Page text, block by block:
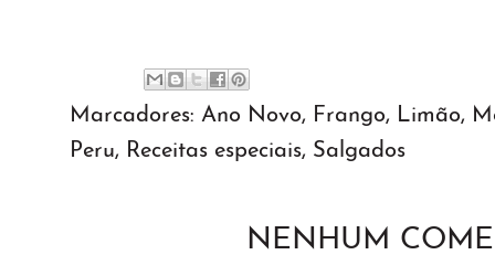
Marcadores: Ano Novo, Frango, Limão,
Peru, Receitas especiais, Salgados
NENHUM